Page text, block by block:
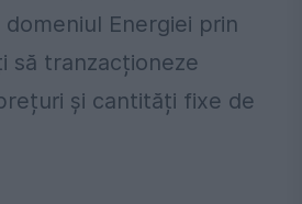
Energiei prin
să tranzacționeze
și cantități fixe de